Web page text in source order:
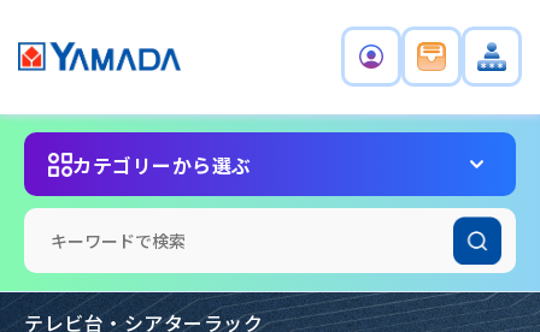
カテゴリーから選ぶ
テレビ台・シアターラック